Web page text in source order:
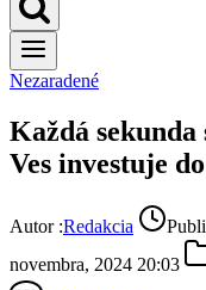
Nezaradené
Každá sekunda
Ves investuje
Autor :Redakcia
novembra, 2024 20:03